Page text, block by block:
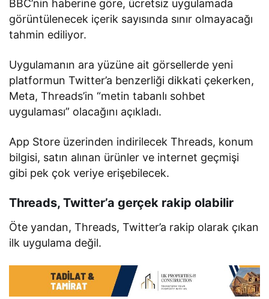
BBC’nin haberine göre, ücretsiz uygulamada
görüntülenecek içerik sayısında sınır olmayacağı
tahmin ediliyor.
Uygulamanın ara yüzüne ait görsellerde yeni
platformun Twitter’a benzerliği dikkati çekerken,
Meta, Threads’in “metin tabanlı sohbet
uygulaması” olacağını açıkladı.
App Store üzerinden indirilecek Threads, konum
bilgisi, satın alınan ürünler ve internet geçmişi
gibi pek çok veriye erişebilecek.
Threads, Twitter’a gerçek rakip olabilir
Öte yandan, Threads, Twitter’a rakip olarak çıkan
ilk uygulama değil.